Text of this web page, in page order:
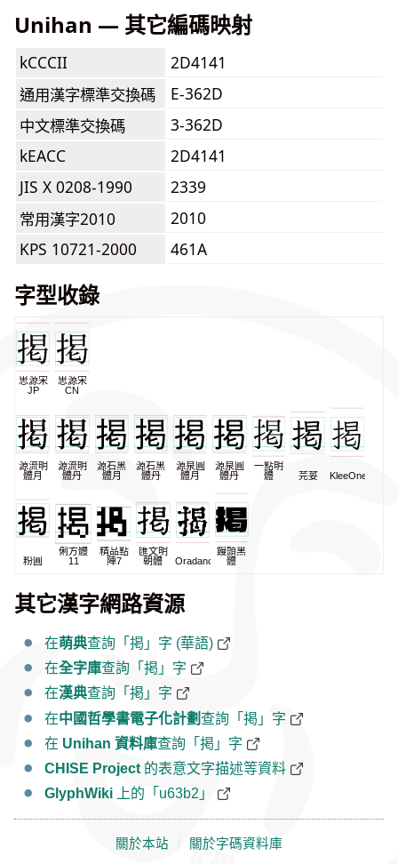
Unihan — 其它編碼映射
kCCCII
2D4141
通用漢字標準交換碼
E-362D
中文標準交換碼
3-362D
kEACC
2D4141
JIS X 0208-1990
2339
常用漢字2010
2010
KPS 10721-2000
461A
字型收錄
思源宋
JP
思源宋
CN
源流明
體月
源流明
體丹
源石黑
體月
源石黑
體丹
源泉圓
體月
源泉圓
體丹
一點明
體
芫荽 KleeOne
粉圓
俐方體
11
精品點
陣7
匯文明
朝體
Oradano
饅頭黑
體
其它漢字網路資源
在萌典查詢「掲」字 (華語)
在全字庫查詢「掲」字
在漢典查詢「掲」字
在中國哲學書電子化計劃查詢「掲」字
在 Unihan 資料庫查詢「掲」字
CHISE Project 的表意文字描述等資料
GlyphWiki 上的「u63b2」
關於本站 關於字碼資料庫